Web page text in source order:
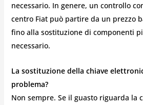
necessario. In genere, un controllo
centro Fiat può partire da un prezzo
fino alla sostituzione di componenti
necessario.
La sostituzione della chiave
problema?
Non sempre. Se il guasto riguarda la